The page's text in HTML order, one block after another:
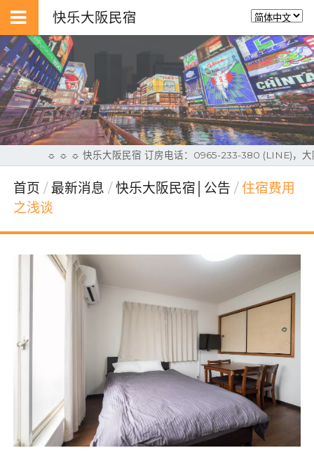
快乐大阪民宿
☼ ☼ ☼ 快乐大阪民宿 订房电话：0965-233-380 (LINE)，大
首页 最新消息 快乐大阪民宿│公告
住宿费用
之浅谈